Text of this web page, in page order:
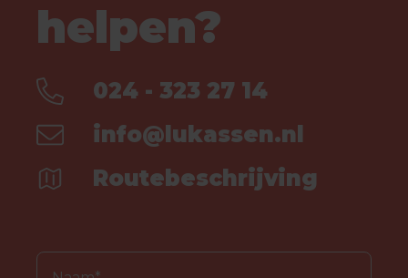
helpen?
024 - 323 27 14
info@lukassen.nl
Routebeschrijving